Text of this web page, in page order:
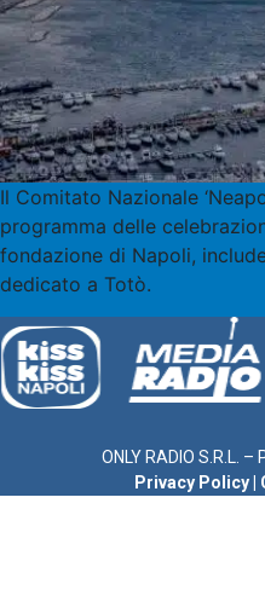
Il Comitato Nazionale
programma delle
fondazione di Napoli,
dedicato a Totò.
ONLY RADIO S.R.L.
Privacy Policy